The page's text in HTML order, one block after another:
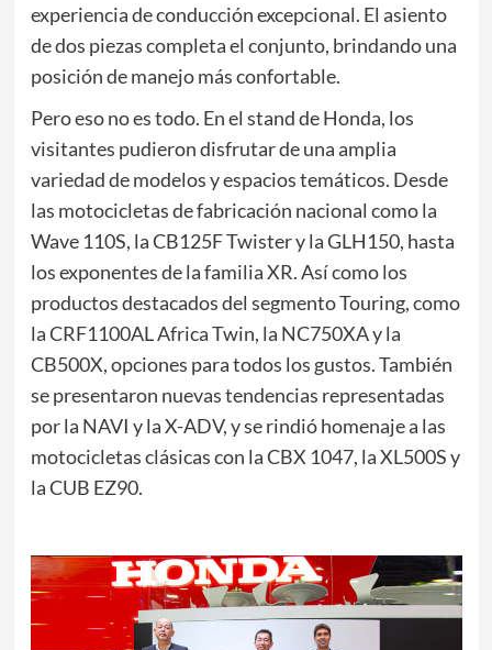
experiencia de conducción excepcional. El asiento
de dos piezas completa el conjunto, brindando una
posición de manejo más confortable.
Pero eso no es todo. En el stand de Honda, los
visitantes pudieron disfrutar de una amplia
variedad de modelos y espacios temáticos. Desde
las motocicletas de fabricación nacional como la
Wave 110S, la CB125F Twister y la GLH150, hasta
los exponentes de la familia XR. Así como los
productos destacados del segmento Touring, como
la CRF1100AL Africa Twin, la NC750XA y la
CB500X, opciones para todos los gustos. También
se presentaron nuevas tendencias representadas
por la NAVI y la X-ADV, y se rindió homenaje a las
motocicletas clásicas con la CBX 1047, la XL500S y
la CUB EZ90.